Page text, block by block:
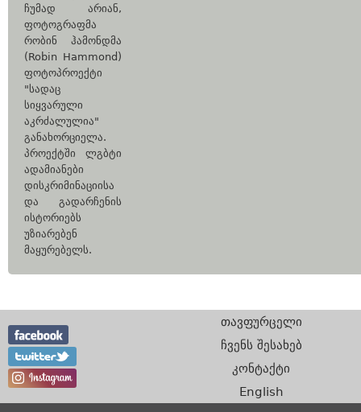
ჩუმად არიან,
ფოტოგრაფმა
რობინ ჰამონდმა
(Robin Hammond)
ფოტოპროექტი
"სადაც
სიყვარული
აკრძალულია"
განახორციელა.
პროექტში ლგბტი
ადამიანები
დისკრიმინაციისა
და გადარჩენის
ისტორიებს
უზიარებენ
მაყურებელს.
თავფურცელი
ჩვენს შესახებ
კონტაქტი
English